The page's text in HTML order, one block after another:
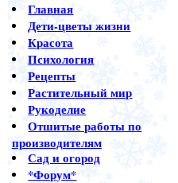
Главная
Дети-цветы жизни
Красота
Психология
Рецепты
Растительный мир
Рукоделие
Отшитые работы по
производителям
Сад и огород
*Форум*